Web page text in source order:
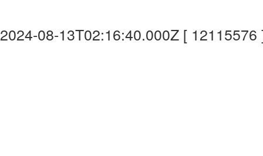
2024-08-13T02:16:40.000Z [ 12115576